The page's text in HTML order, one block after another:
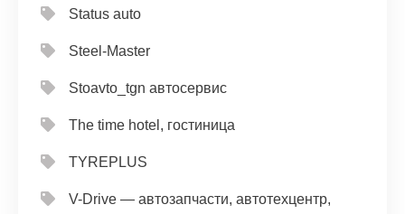
Status auto
Steel-Master
Stoavto_tgn автосервис
The time hotel, гостиница
TYREPLUS
V-Drive — автозапчасти, автотехцентр,